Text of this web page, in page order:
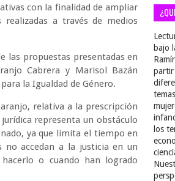
con la finalidad de ampliar
a través de medios
las propuestas presentadas en
Cabrera y Marisol Bazán
la Igualdad de Género.
relativa a la prescripción
representa un obstáculo
ya que limita el tiempo en
no accedan a la justicia en un
o cuando han logrado
bajo
partir
los